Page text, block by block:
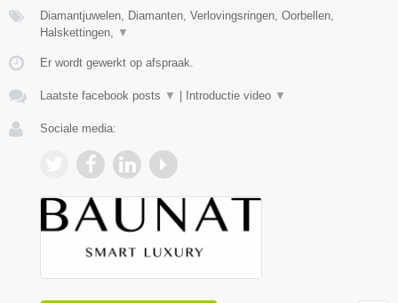
Diamantjuwelen, Diamanten, Verlovingsringen, Oorbellen,
Halskettingen,
▼
Er wordt gewerkt op afspraak.
Laatste facebook posts ▼ Introductie video ▼
Sociale media: